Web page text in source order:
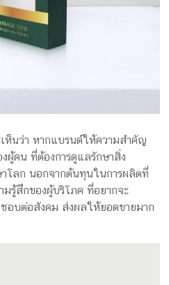
ห็นว่า หากแบรนด์ให้ความสำคัญ
ผู้คน ที่ต้องการดูแลรักษาสิ่ง
โลก นอกจากต้นทุนในการผลิตที่
รู้สึกของผู้บริโภค ที่อยากจะ
บต่อสังคม ส่งผลให้ยอดขายมาก